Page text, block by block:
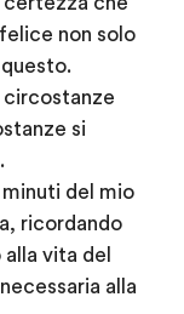
non solo
si
del mio
ricordando
vita del
alla